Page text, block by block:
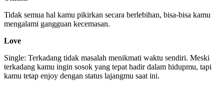
Tidak semua hal kamu pikirkan secara berlebihan, bisa-bisa kamu
mengalami gangguan kecemasan.
Love
Single: Terkadang tidak masalah menikmati waktu sendiri. Meski
terkadang kamu ingin sosok yang tepat hadir dalam hidupmu, tapi
kamu tetap enjoy dengan status lajangmu saat ini.